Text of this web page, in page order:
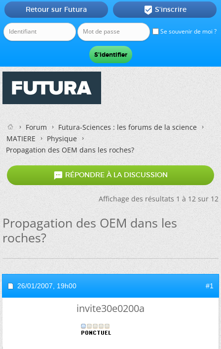
Se souvenir de moi ?
Retour sur Futura  S'inscrire
Forum
Futura-Sciences : les forums de la science
MATIERE
Physique
Propagation des OEM dans les roches?
 RÉPONDRE À LA DISCUSSION
Affichage des résultats 1 à 12 sur 12
Propagation des OEM dans les
roches?
26/01/2007, 19h00 #1
invite30e0200a